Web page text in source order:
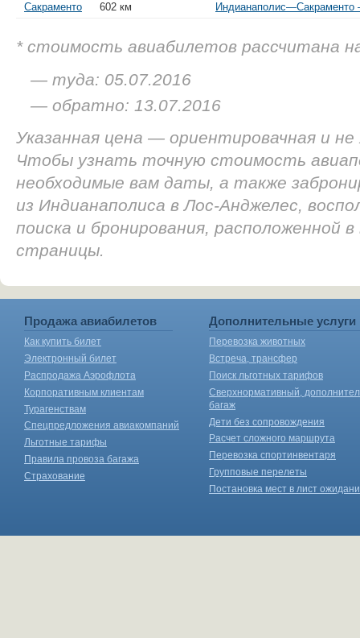
Сакраменто
602 км Индианаполис—Сакраменто
* стоимость авиабилетов рассчитана
— туда: 05.07.2016
— обратно: 13.07.2016
Указанная цена — ориентировачная и
Чтобы узнать точную стоимость
необходимые вам даты, а также
из Индианаполиса в Лос-Анджелес,
поиска и бронирования, расположенной
страницы.
Продажа авиабилетов
Как купить билет
Электронный билет
Распродажа Аэрофлота
Корпоративным клиентам
Турагенствам
Спецпредложения авиакомпаний
Льготные тарифы
Правила провоза багажа
Страхование
Дополнительные услуги
Перевозка животных
Встреча, трансфер
Поиск льготных тарифов
Сверхнормативный,
багаж
Дети без сопровождения
Расчет сложного маршрута
Перевозка спортинвентаря
Групповые перелеты
Постановка мест в лист